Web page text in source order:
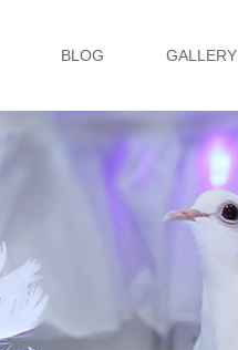
BLOG GALLERY